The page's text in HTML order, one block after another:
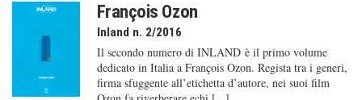
François Ozon
Inland n. 2/2016
Il secondo numero di INLAND è il primo volume
dedicato in Italia a François Ozon. Regista tra i generi,
firma sfuggente all’etichetta d’autore, nei suoi film